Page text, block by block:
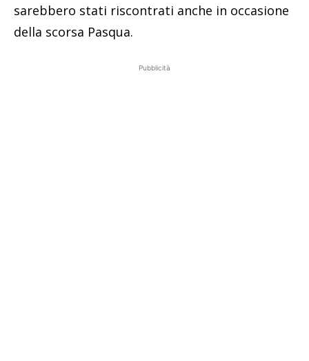
sarebbero stati riscontrati anche in occasione
della scorsa Pasqua.
Pubblicità